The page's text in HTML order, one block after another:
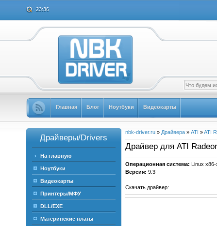
23:36
Главная Блог Ноутбуки Видеокарты
Драйверы/Drivers
На главную
Ноутбуки
Видеокарты
Принтеры/МФУ
DLL/EXE
Материнские платы
nbk-driver.ru» Драйвера» ATI »ATI
Драйвер для ATI
Операционная система: Linux
Версия: 9.3
Скачать драйвер: